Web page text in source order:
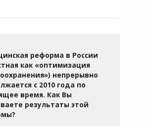
реформа в России
как «оптимизация
непрерывно
с 2010 года по
время. Как Вы
результаты этой